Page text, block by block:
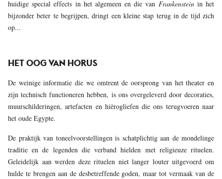
huidige special effects in het algemeen en die van Frankenstein in het
bijzonder beter te begrijpen, dringt een kleine stap terug in de tijd zich
op...
HET OOG VAN HORUS
De weinige informatie die we omtrent de oorsprong van het theater en
zijn technisch functioneren hebben, is ons overgeleverd door decoraties,
muurschilderingen, artefacten en hiërogliefen die ons terugvoeren naar
het oude Egypte.
De praktijk van toneelvoorstellingen is schatplichtig aan de mondelinge
traditie en de legenden die verband hielden met religieuze rituelen.
Geleidelijk aan werden deze rituelen niet langer louter uitgevoerd om
hulde te brengen aan de desbetreffende goden, maar tot vermaak van de